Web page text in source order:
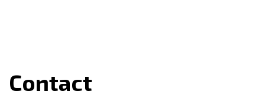
Contact